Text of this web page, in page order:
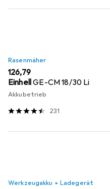
Rasenmäher
EUR
126,79
EinhellGE-CM 18/30 Li
Akkubetrieb
231
Werkzeugakku + Ladegerät